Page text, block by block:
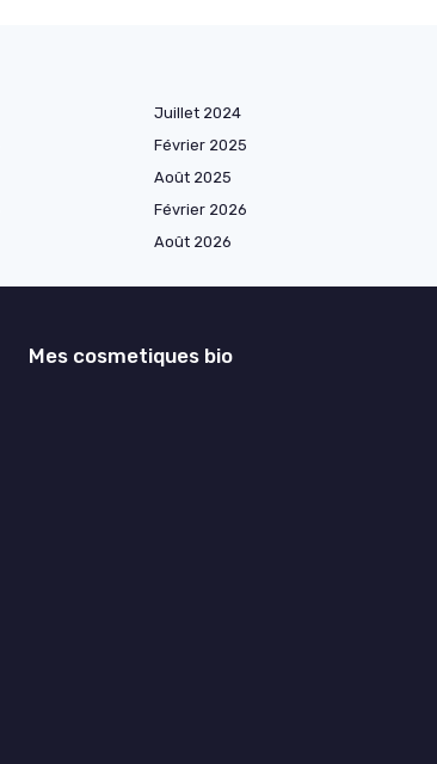
Juillet 2024
Février 2025
Août 2025
Février 2026
Août 2026
Mes cosmetiques bio